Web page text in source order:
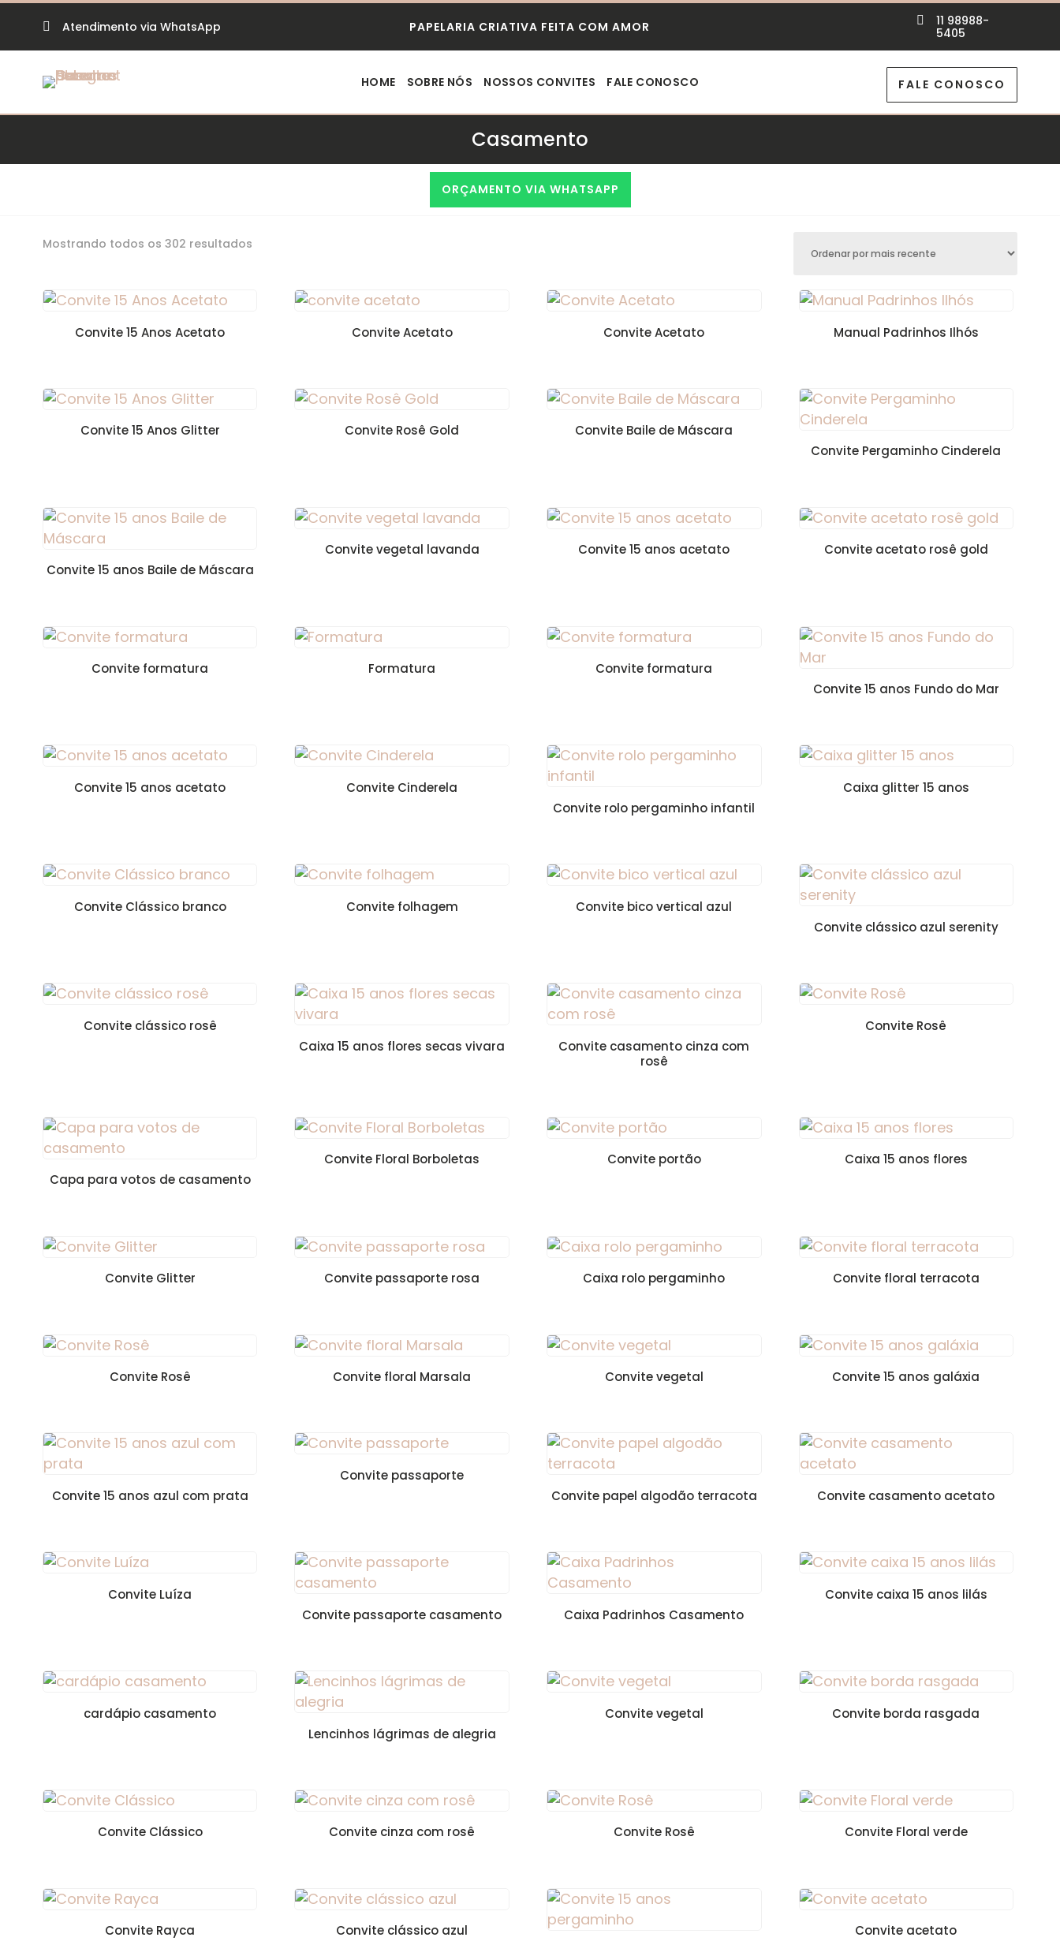
 Atendimento via WhatsApp PAPELARIA CRIATIVA FEITA COM AMOR 
11 98988-
5405
HOME SOBRE NÓS NOSSOS CONVITES FALE CONOSCO FALE CONOSCO
Casamento
ORÇAMENTO VIA WHATSAPP
Mostrando todos os 302 resultadosClassificado
Convite 15 Anos Acetato Convite Acetato Convite Acetato Manual Padrinhos Ilhós
Convite 15 Anos Glitter Convite Rosê Gold
Convite Baile de Máscara
Convite Pergaminho Cinderela
Convite 15 anos Baile de Máscara
Convite vegetal lavanda Convite 15 anos acetato Convite acetato rosê gold
Convite formatura Formatura
Convite formatura
Convite 15 anos Fundo do Mar
Convite 15 anos acetato
Convite Cinderela
Convite rolo pergaminho infantil
Caixa glitter 15 anos
Convite Clássico branco Convite folhagem
Convite bico vertical azul
Convite clássico azul serenity
Convite clássico rosê
Caixa 15 anos flores secas vivara
Convite casamento cinza com
rosê
Convite Rosê
Capa para votos de casamento
Convite Floral Borboletas Convite portão Caixa 15 anos flores
Convite Glitter Convite passaporte rosa Caixa rolo pergaminho Convite floral terracota
Convite Rosê Convite floral Marsala Convite vegetal Convite 15 anos galáxia
Convite 15 anos azul com prata
Convite passaporte
Convite papel algodão terracota
Convite casamento acetato
Convite Luíza
Convite passaporte casamento
Caixa Padrinhos Casamento
Convite caixa 15 anos lilás
cardápio casamento
Lencinhos lágrimas de alegria
Convite vegetal Convite borda rasgada
Convite Clássico Convite cinza com rosê Convite Rosê Convite Floral verde
Convite Rayca
Convite clássico azul
Convite acetato